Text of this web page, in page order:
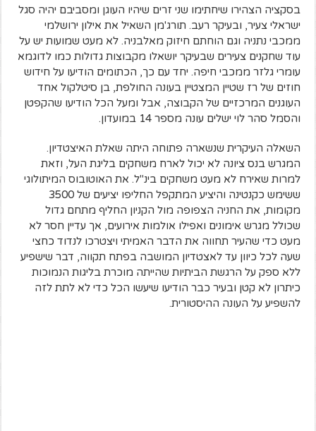
בסקציה הצהירו שיחתימו שני זרים שיהיו העוגן ומסביבם יהיה סגל
ישראלי צעיר, ובעיקר רעב. תורג'מן השאיל את אילון ירושלמי
ממכבי נתניה וגם הוחתם חיזוק מאלבניה. לא מעט שמועות יש על
עוד שחקנים צעירים שבעיקר יושאלו מקבוצות גדולות כמו לדוגמא
עומרי גלזר ממכבי חיפה. יחד עם כך, הכתומים הודיעו על חידוש
חוזים של רז שטיין המצטיין בעונה החולפת, בן סיטלקול אחד
העוגנים המרכזיים של הקבוצה, אבל ומעל הכל הודיעו שהקפטן
והסמל סהר לוי ישלים עונה מספר 14 במועדון.
השאלה העיקרית שנשארה פתוחה היתה שאלת האיצטדיון.
המגרש בנס ציונה לא יכול לארח משחקים בליגת העל, וזאת
למרות שאירח לא מעט משחקים בינ"ל. את האוטובוס המיתולוגי
ששימש כקנטינה והיציע המתקפל החליפו יציעים של 3500
מקומות, את החניה הצפופה מול הקניון החליף מתחם גדול
שכולל מגרש אימונים ואפילו אולמות אירועים, אך עדיין חסר לא
מעט כדי שהעיר תחווה את הדבר האמיתי ויצטרכו לנדוד כחצי
שעה לכל כיוון עד לאצטדיון המושבה בפתח תקווה, דבר שישפיע
ללא ספק על הרגשת הביתיות שהייתה מוכרת בליגות הנמוכות
כיתרון לא קטן ובעיר כבר הודיעו שיעשו הכל כדי לא לתת לזה
להשפיע על העונה ההיסטורית.